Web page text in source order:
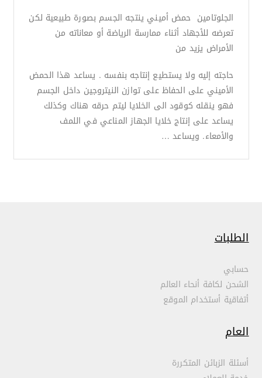
الجلوتامين حمض أميني ينتجه الجسم بصورة طبيعية لكن
تعرضه للأجهاد أثناء ممارسة الرياضة أو معاناته من
الأمراض يزيد من
حاجته إليه ولا يستطيع إنتاجه بنفسه . يساعد هذا الحمض
الأميني على الحفاظ على توازن النيتروجين داخل الجسم
فهو ينقله كوقود الى الخلايا ليتم حرقه هناك وكذلك
يساعد على إنتاج خلايا الجهاز المناعي في اللمف
والأمعاء. ويساعد …
الطلبات
حسابي
الشحن لكافة أنحاء العالم
أتفاقية أستخدام الموقع
العام
أسئلة الزبائن المتكررة